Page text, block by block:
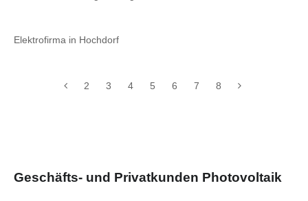
Elektrofirma in Hochdorf
2 3 4 5 6 7 8
Geschäfts- und Privatkunden Photovoltaik